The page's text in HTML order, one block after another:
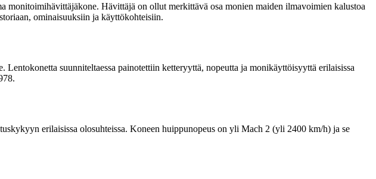
Hävittäjä on ollut merkittävä osa monien maiden ilmavoimien kalustoa
ominaisuuksiin ja käyttökohteisiin.
suunniteltaessa painotettiin ketteryyttä, nopeutta ja monikäyttöisyyttä erilaisissa
erilaisissa olosuhteissa. Koneen huippunopeus on yli Mach 2 (yli 2400 km/h) ja se